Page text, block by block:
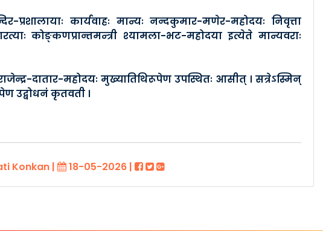
प्रशालायाः कार्यवाहः मान्यः नन्दकुमार-मणेर-महोदयः निवृत्ता
कोङ्कणप्रान्तमन्त्री श्यामला-भट-महोदया इत्येते मान्यवराः
दातार-महोदयः मुख्यातिथिरूपेण उपस्थितः आसीत् । सत्रेऽस्मिन्
उद्बोधनं कृतवती ।
Konkan | 18-05-2026 |